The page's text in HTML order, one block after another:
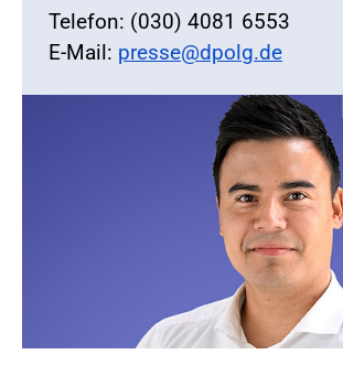
Telefon: (030) 4081 6553
E-Mail: presse@dpolg.de